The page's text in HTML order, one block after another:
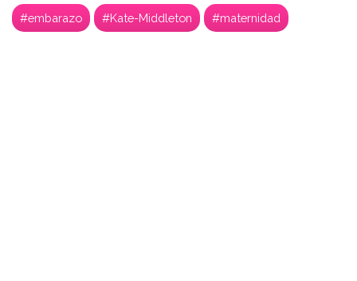
#embarazo #Kate-Middleton #maternidad